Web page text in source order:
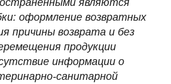
оформление возвратных
причины возврата и без
продукции
информации о
санитарной